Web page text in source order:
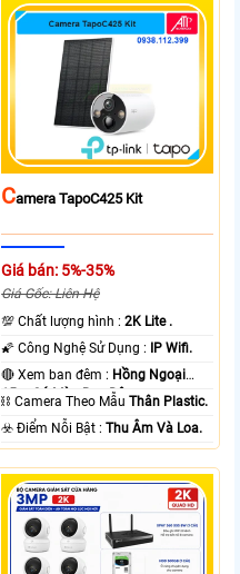
CAmera TapoC425 Kit
Giá bán: 5%-35%
Giá Gốc: Liên Hệ
💯 Chất lượng hình :2K Lite .
🌠 Công Nghệ Sử Dụng :
IP Wifi.
🔴 Xem ban đêm : Hồng Ngoại
15m Có Màu Ban Ðêm.
⛓ Camera Theo MẫuThân Plastic.
️☣️ Điểm Nỗi Bật :Thu Âm Và Loa.